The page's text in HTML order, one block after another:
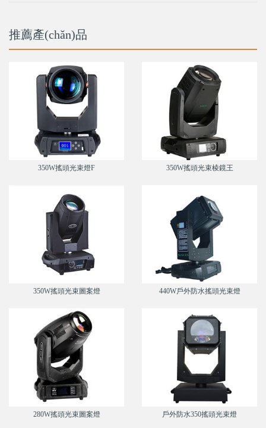
推薦產(chǎn)品
350W搖頭光束燈F 350W搖頭光束棱鏡王
350W搖頭光束圖案燈 440W戶外防水搖頭光束燈
280W搖頭光束圖案燈 戶外防水350搖頭光束燈